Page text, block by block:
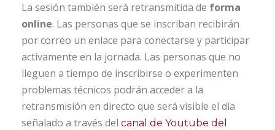
La sesión también será retransmitida de forma
online. Las personas que se inscriban recibirán
por correo un enlace para conectarse y participar
activamente en la jornada. Las personas que no
lleguen a tiempo de inscribirse o experimenten
problemas técnicos podrán acceder a la
retransmisión en directo que será visible el día
señalado a través del canal de Youtube del